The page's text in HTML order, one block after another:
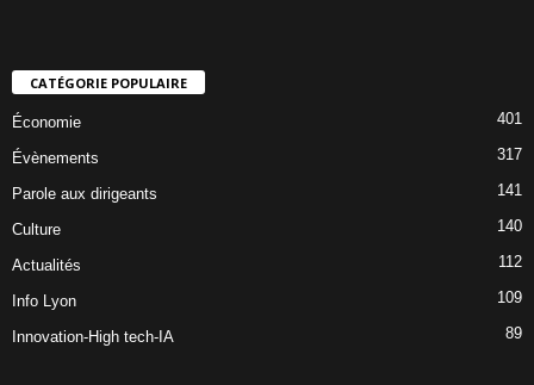
CATÉGORIE POPULAIRE
Économie 401
Évènements 317
Parole aux dirigeants 141
Culture 140
Actualités 112
Info Lyon 109
Innovation-High tech-IA 89